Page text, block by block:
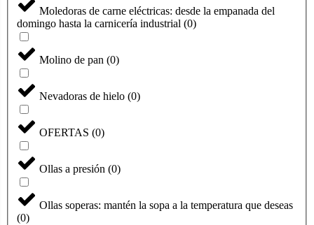
Moledoras de carne eléctricas: desde la empanada del
domingo hasta la carnicería industrial (0)
Molino de pan (0)
Nevadoras de hielo (0)
OFERTAS (0)
Ollas a presión (0)
Ollas soperas: mantén la sopa a la temperatura que deseas
(0)